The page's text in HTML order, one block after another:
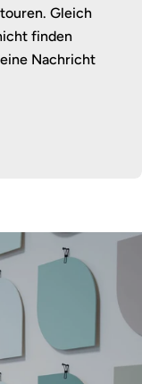
Gleich
finden
Nachricht